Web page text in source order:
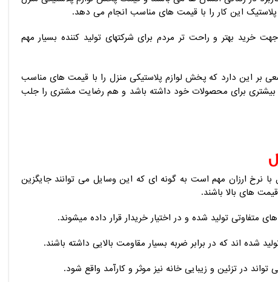
صورت عمده
+ لیست قیمت 2026
پلاستیک این کار را با قیمت های مناسب انجام می دهد.
خرید بهتر و راحت تر مردم برای شرکتهای تولید کننده بسیار مهم
بر این دارد که پخش لوازم پلاستیکی منزل را با قیمت های مناسب
بیشتری برای محصولات خود داشته باشد و هم رضایت مشتری را جلب
نرخ ارزان مهم است به گونه ای که این وسایل می توانند جایگزین
های بالا باشند.
متفاوتی تولید شده و در اختیار خریدار قرار داده میشوند.
شده اند که در برابر ضربه بسیار مقاومت بالایی داشته باشند.
تواند در تزئین و زیبایی خانه نیز موثر و کارآمد واقع شود.